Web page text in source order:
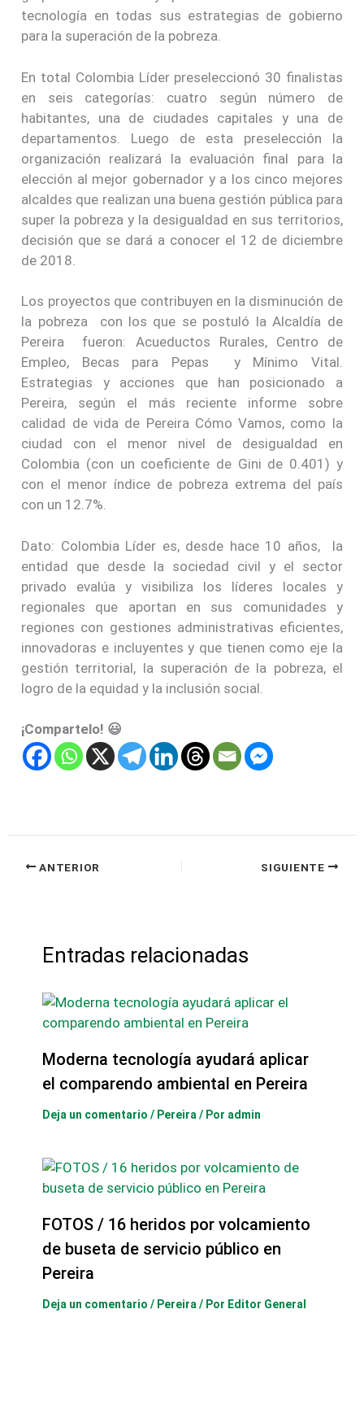
tecnología en todas sus estrategias de gobierno
para la superación de la pobreza.
En total Colombia Líder preseleccionó 30 finalistas
en seis categorías: cuatro según número de
habitantes, una de ciudades capitales y una de
departamentos. Luego de esta preselección la
organización realizará la evaluación final para la
elección al mejor gobernador y a los cinco mejores
alcaldes que realizan una buena gestión pública para
super la pobreza y la desigualdad en sus territorios,
decisión que se dará a conocer el 12 de diciembre
de 2018.
Los proyectos que contribuyen en la disminución de
la pobreza con los que se postuló la Alcaldía de
Pereira fueron: Acueductos Rurales, Centro de
Empleo, Becas para Pepas y Mínimo Vital.
Estrategias y acciones que han posicionado a
Pereira, según el más reciente informe sobre
calidad de vida de Pereira Cómo Vamos, como la
ciudad con el menor nivel de desigualdad en
Colombia (con un coeficiente de Gini de 0.401) y
con el menor índice de pobreza extrema del país
con un 12.7%.
Dato: Colombia Líder es, desde hace 10 años, la
entidad que desde la sociedad civil y el sector
privado evalúa y visibiliza los líderes locales y
regionales que aportan en sus comunidades y
regiones con gestiones administrativas eficientes,
innovadoras e incluyentes y que tienen como eje la
gestión territorial, la superación de la pobreza, el
logro de la equidad y la inclusión social.
¡Compartelo! 😃
ANTERIOR SIGUIENTE
Entradas relacionadas
Moderna tecnología ayudará aplicar
el comparendo ambiental en Pereira
Deja un comentario / Pereira / Por admin
FOTOS / 16 heridos por volcamiento
de buseta de servicio público en
Pereira
Deja un comentario / Pereira / Por Editor General